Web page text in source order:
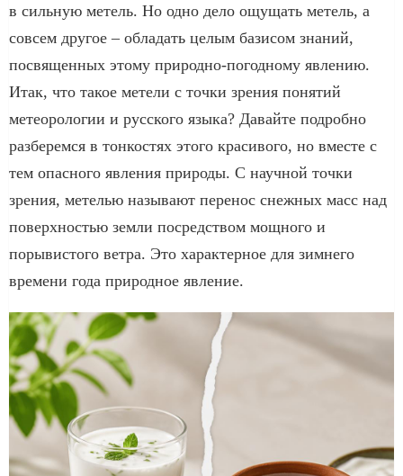
в сильную метель. Но одно дело ощущать метель, а
совсем другое – обладать целым базисом знаний,
посвященных этому природно-погодному явлению.
Итак, что такое метели с точки зрения понятий
метеорологии и русского языка? Давайте подробно
разберемся в тонкостях этого красивого, но вместе с
тем опасного явления природы. С научной точки
зрения, метелью называют перенос снежных масс над
поверхностью земли посредством мощного и
порывистого ветра. Это характерное для зимнего
времени года природное явление.